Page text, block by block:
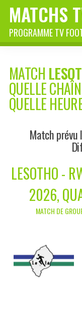
MATCHS
PROGRAMME TV
MATCH
QUELLE
QUELLE
Match
LESOTHO -
2026,
MATCH DE